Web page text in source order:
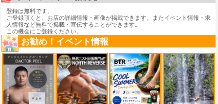
登録は無料です。
ご登録頂くと、お店の詳細情報・画像が掲載できます。またイベント情報・求
人情報など無料で掲載・宣伝することができます。
この機会にご登録ください。
お勧め！イベント情報